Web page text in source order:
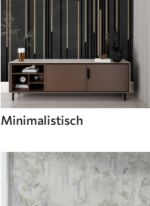
Minimalistisch